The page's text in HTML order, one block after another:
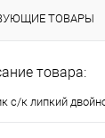
ТОВАРЫ
товара:
с/к липкий